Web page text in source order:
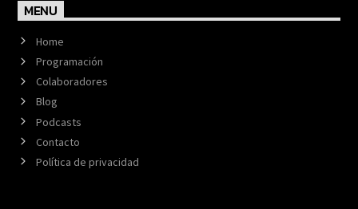
MENU
Home
Programación
Colaboradores
Blog
Podcasts
Contacto
Política de privacidad